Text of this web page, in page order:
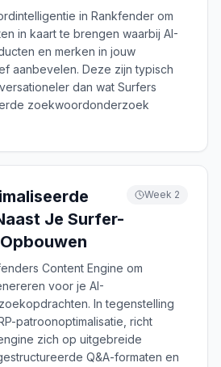
in Rankfender om
in kaart te brengen waarbij AI-
en merken in jouw
aanbevelen. Deze zijn typisch
dan wat Surfers
zoekwoordonderzoek
Je Surfer-
Week 2
Content Engine om
voor je AI-
In tegenstelling
patroonoptimalisatie, richt
zich op uitgebreide
Q&A-formaten en